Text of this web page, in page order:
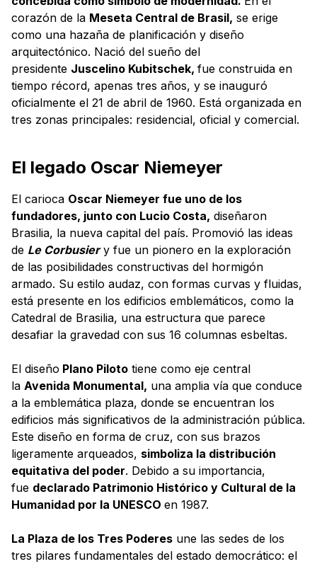
corazón de la Meseta Central de Brasil, se erige
como una hazaña de planificación y diseño
arquitectónico. Nació del sueño del
presidente Juscelino Kubitschek, fue construida en
tiempo récord, apenas tres años, y se inauguró
oficialmente el 21 de abril de 1960. Está organizada en
tres zonas principales: residencial, oficial y comercial.
El legado Oscar Niemeyer
El carioca Oscar Niemeyer fue uno de los
fundadores, junto con Lucio Costa, diseñaron
Brasilia, la nueva capital del país. Promovió las ideas
de Le Corbusiery fue un pionero en la exploración
de las posibilidades constructivas del hormigón
armado. Su estilo audaz, con formas curvas y fluidas,
está presente en los edificios emblemáticos, como la
Catedral de Brasilia, una estructura que parece
desafiar la gravedad con sus 16 columnas esbeltas.
El diseño Plano Piloto tiene como eje central
la Avenida Monumental, una amplia vía que conduce
a la emblemática plaza, donde se encuentran los
edificios más significativos de la administración pública.
Este diseño en forma de cruz, con sus brazos
ligeramente arqueados, simboliza la distribución
equitativa del poder. Debido a su importancia,
fue declarado Patrimonio Histórico y Cultural de la
Humanidad por la UNESCO en 1987.
La Plaza de los Tres Poderes une las sedes de los
tres pilares fundamentales del estado democrático: el